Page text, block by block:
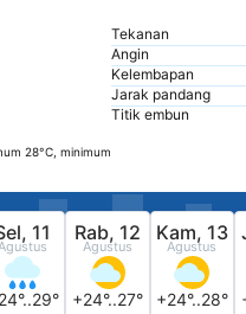
28°C, minimum
Tekanan
Angin
Kelembapan
Jarak pandang
Titik embun
11 Rab, 12
Agustus
+24°..27°
Kam, 13
Agustus
+24°..28°